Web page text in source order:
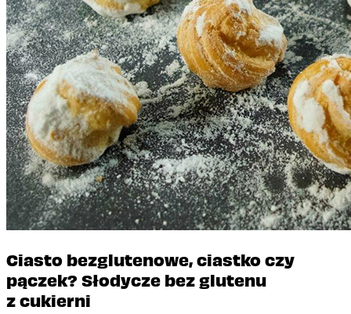
Ciasto bezglutenowe, ciastko czy
pączek? Słodycze bez glutenu
z cukierni